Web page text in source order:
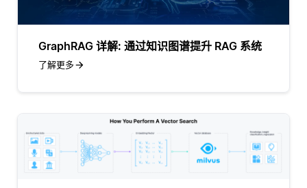
GraphRAG 详解: 通过知识图谱提升 RAG 系统
了解更多